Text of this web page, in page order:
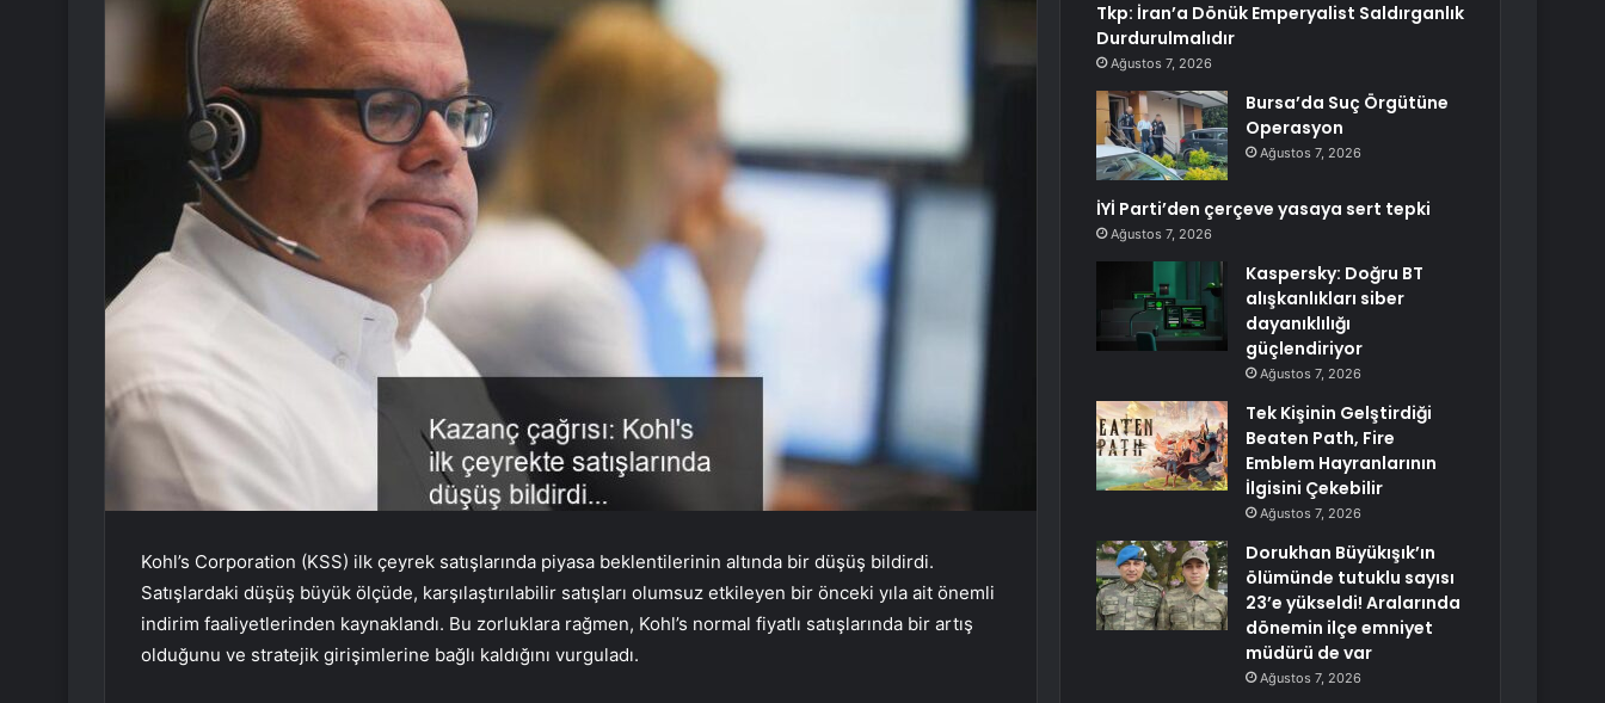
Kohl’s Corporation (KSS) ilk çeyrek satışlarında piyasa beklentilerinin altında bir düşüş bildirdi.
Satışlardaki düşüş büyük ölçüde, karşılaştırılabilir satışları olumsuz etkileyen bir önceki yıla ait önemli
indirim faaliyetlerinden kaynaklandı. Bu zorluklara rağmen, Kohl’s normal fiyatlı satışlarında bir artış
olduğunu ve stratejik girişimlerine bağlı kaldığını vurguladı.
Tkp: İran’a Dönük Emperyalist Saldırganlık
Durdurulmalıdır
Ağustos 7, 2026
Bursa’da Suç Örgütüne
Operasyon
Ağustos 7, 2026
İYİ Parti’den çerçeve yasaya sert tepki
Ağustos 7, 2026
Kaspersky: Doğru BT
alışkanlıkları siber
dayanıklılığı
güçlendiriyor
Ağustos 7, 2026
Tek Kişinin Gelştirdiği
Beaten Path, Fire
Emblem Hayranlarının
İlgisini Çekebilir
Ağustos 7, 2026
Dorukhan Büyükışık’ın
ölümünde tutuklu sayısı
23’e yükseldi! Aralarında
dönemin ilçe emniyet
müdürü de var
Ağustos 7, 2026